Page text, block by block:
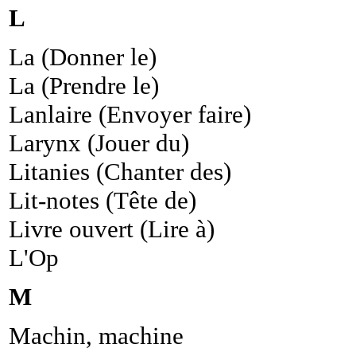
L
La (Donner le)
La (Prendre le)
Lanlaire (Envoyer faire)
Larynx (Jouer du)
Litanies (Chanter des)
Lit-notes (Tête de)
Livre ouvert (Lire à)
L'Op
M
Machin, machine